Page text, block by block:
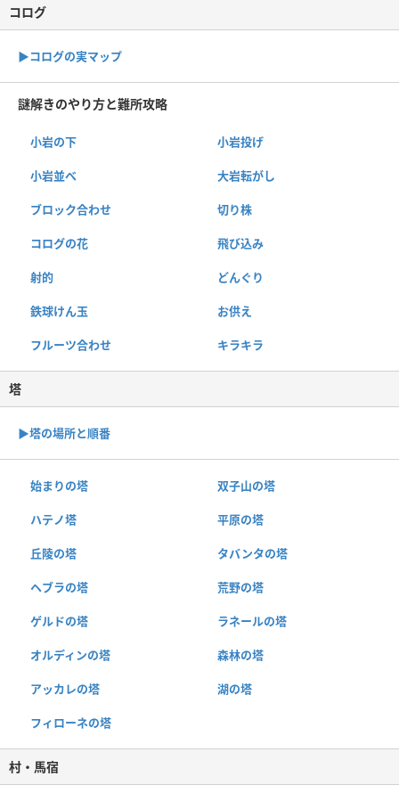
コログ
▶︎コログの実マップ
謎解きのやり方と難所攻略
小岩の下 小岩投げ
小岩並べ 大岩転がし
ブロック合わせ 切り株
コログの花 飛び込み
射的 どんぐり
鉄球けん玉 お供え
フルーツ合わせ キラキラ
塔
▶︎塔の場所と順番
始まりの塔 双子山の塔
ハテノ塔 平原の塔
丘陵の塔 タバンタの塔
ヘブラの塔 荒野の塔
ゲルドの塔 ラネールの塔
オルディンの塔 森林の塔
アッカレの塔 湖の塔
フィローネの塔
村・馬宿